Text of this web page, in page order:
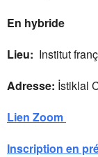
En hybride
Lieu: Institut
Adresse: İstiklal
Lien Zoom
Inscription en